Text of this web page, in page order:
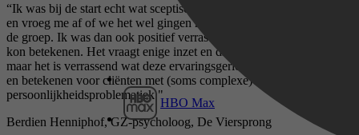
HBO Max
“Ik was bij de start echt wat sceptisch over de lengte van de therapie
en vroeg me af of we het wel gingen redden met alle wisselingen in
de groep. Ik was dan ook positief verrast over wat het voor cliënten
kon betekenen. Het vraagt enige inzet en draagkracht van de cliënt,
maar het is verrassend wat deze ervaringsgerichte therapie kan doen
en betekenen voor cliënten met (soms complexe) vermijdende
persoonlijkheidsproblematiek."
Berdien Henniphof, GZ-psycholoog, De Viersprong